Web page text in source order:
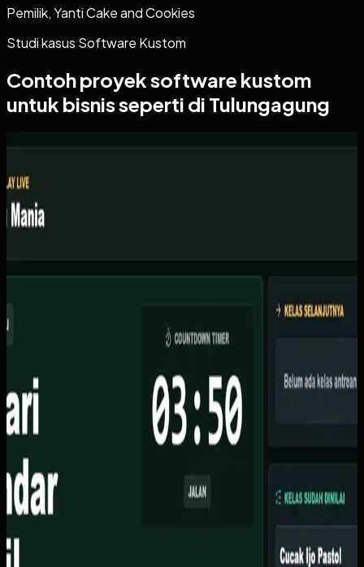
Pemilik, Yanti Cake and Cookies
Studi kasus Software Kustom
Contoh proyeksoftware kustom
untuk bisnis seperti di Tulungagung
Software Kustom
Kicau Mania
Kicau Mania
Organisator lomba burung berkicau kesulitan mengelola
input skor, dan tidak ada display live untuk peserta
menonton.
Kami membuat sistem berbasis web dengan fitur skoring
waktu nyata via Supabase, TV display dengan animasi
ranking live, dasbor admin untuk atur kelas dan juri, serta
countdown timer otomatis.
Baca studi kasus lengkap